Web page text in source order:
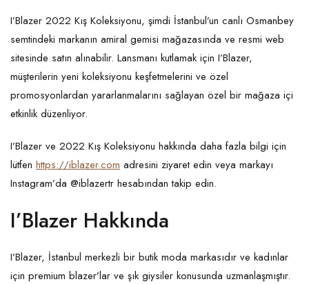
I’Blazer 2022 Kış Koleksiyonu, şimdi İstanbul’un canlı Osmanbey
semtindeki markanın amiral gemisi mağazasında ve resmi web
sitesinde satın alınabilir. Lansmanı kutlamak için I’Blazer,
müşterilerin yeni koleksiyonu keşfetmelerini ve özel
promosyonlardan yararlanmalarını sağlayan özel bir mağaza içi
etkinlik düzenliyor.
I’Blazer ve 2022 Kış Koleksiyonu hakkında daha fazla bilgi için
lütfen https://iblazer.com adresini ziyaret edin veya markayı
Instagram’da @iblazertr hesabından takip edin.
I’Blazer Hakkında
I’Blazer, İstanbul merkezli bir butik moda markasıdır ve kadınlar
için premium blazer’lar ve şık giysiler konusunda uzmanlaşmıştır.